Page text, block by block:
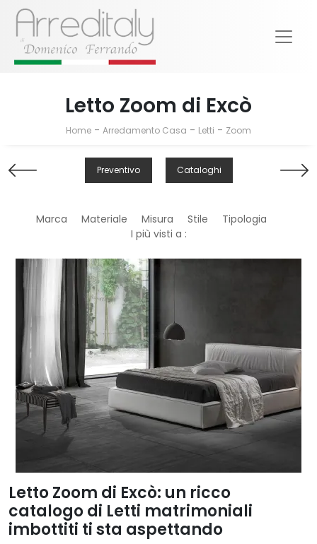
Letto Zoom di Excò
Home - Arredamento Casa - Letti - Zoom
Preventivo Cataloghi
Marca Materiale Misura Stile
Tipologia
I più visti a :
Letto Zoom di Excò: un ricco
catalogo di Letti matrimoniali
imbottiti ti sta aspettando